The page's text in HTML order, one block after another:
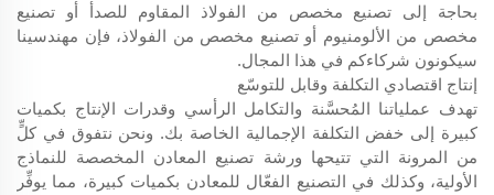
بحاجة إلى تصنيع مخصص من الفولاذ المقاوم للصدأ أو تصنيع
مخصص من الألومنيوم أو تصنيع مخصص من الفولاذ، فإن مهندسينا
سيكونون شركاءكم في هذا المجال.
إنتاج اقتصادي التكلفة وقابل للتوسّع
تهدف عملياتنا المُحسَّنة والتكامل الرأسي وقدرات الإنتاج بكميات
كبيرة إلى خفض التكلفة الإجمالية الخاصة بك. ونحن نتفوق في كلٍّ
من المرونة التي تتيحها ورشة تصنيع المعادن المخصصة للنماذج
الأولية، وكذلك في التصنيع الفعّال للمعادن بكميات كبيرة، مما يوفِّر